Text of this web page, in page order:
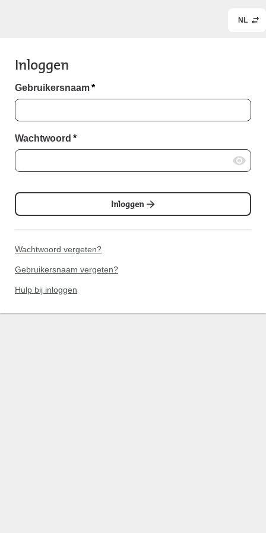
NL
Inloggen
Gebruikersnaam*
Wachtwoord *
Inloggen
Wachtwoord vergeten?
Gebruikersnaam vergeten?
Hulp bij inloggen